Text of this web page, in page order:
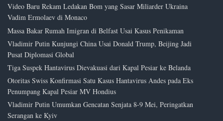
Video Baru Rekam Ledakan Bom yang Sasar Miliarder Ukraina
Vadim Ermolaev di Monaco
Massa Bakar Rumah Imigran di Belfast Usai Kasus Penikaman
Vladimir Putin Kunjungi China Usai Donald Trump, Beijing Jadi
Pusat Diplomasi Global
Tiga Suspek Hantavirus Dievakuasi dari Kapal Pesiar ke Belanda
Otoritas Swiss Konfirmasi Satu Kasus Hantavirus Andes pada Eks
Penumpang Kapal Pesiar MV Hondius
Vladimir Putin Umumkan Gencatan Senjata 8-9 Mei, Peringatkan
Serangan ke Kyiv